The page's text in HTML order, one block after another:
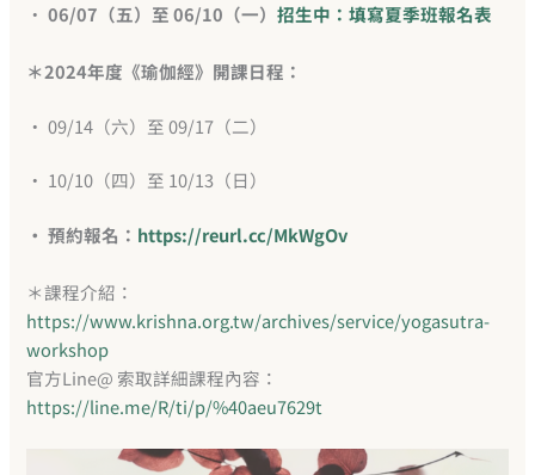
• 06/07（五）至 06/10（一）招生中：填寫夏季班報名表
＊2024年度《瑜伽經》開課日程：
• 09/14（六）至 09/17（二）
• 10/10（四）至 10/13（日）
• 預約報名： https://reurl.cc/MkWgOv
＊課程介紹：
https://www.krishna.org.tw/archives/service/yogasutra-
workshop
官方Line@ 索取詳細課程內容：
https://line.me/R/ti/p/%40aeu7629t